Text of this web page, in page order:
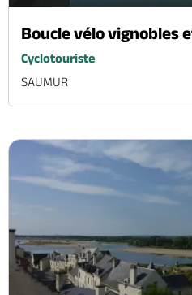
Boucle vélo vignobles
Cyclotouriste
SAUMUR